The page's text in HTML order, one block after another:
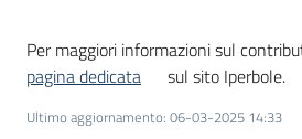
Per maggiori informazioni sul
pagina dedicata
sul sito Iperbole.
Ultimo aggiornamento: 06-03-2025 14:33